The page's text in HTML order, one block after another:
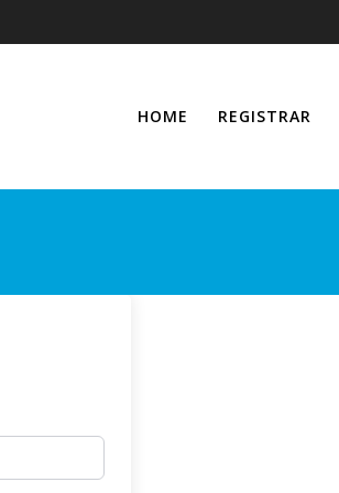
HOME REGISTRAR